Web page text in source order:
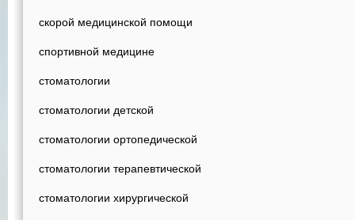
скорой медицинской помощи
спортивной медицине
стоматологии
стоматологии детской
стоматологии ортопедической
стоматологии терапевтической
стоматологии хирургической